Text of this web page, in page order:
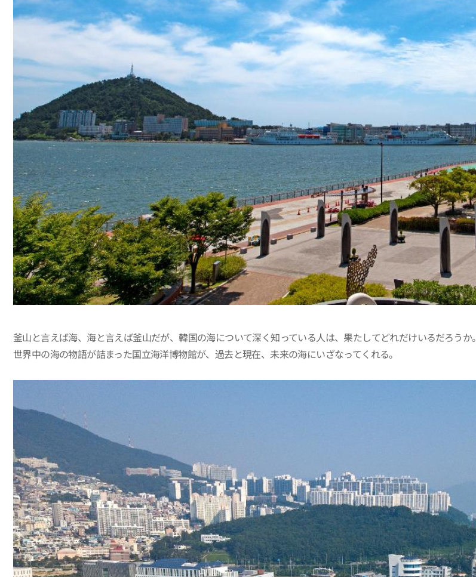
釜山と言えば海、海と言えば釜山だが、韓国の海について深く知っている人は、果たしてどれだけいるだろうか。
世界中の海の物語が詰まった国立海洋博物館が、過去と現在、未来の海にいざなってくれる。